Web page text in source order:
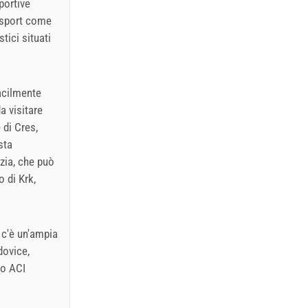
come
situati
visitare
Cres,
che può
di Krk,
un'ampia
ACI